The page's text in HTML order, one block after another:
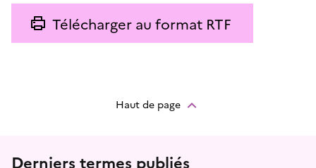
Télécharger au format RTF
Haut de page
Menu prefooter
Derniers termes publiés